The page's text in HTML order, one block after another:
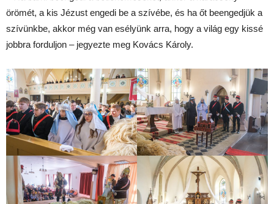
örömét, a kis Jézust engedi be a szívébe, és ha őt beengedjük a
szívünkbe, akkor még van esélyünk arra, hogy a világ egy kissé
jobbra forduljon – jegyezte meg Kovács Károly.